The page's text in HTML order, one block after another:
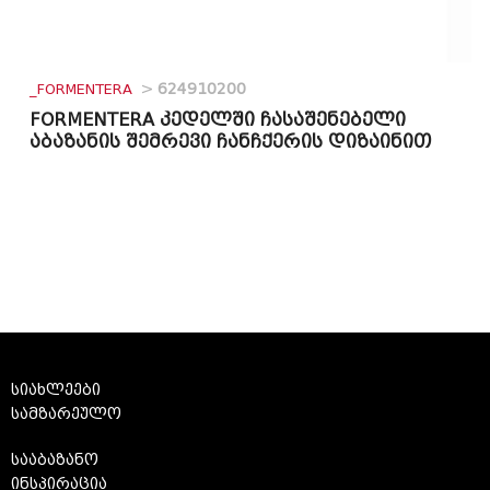
_FORMENTERA > 624910200
FORMENTERA კედელში ჩასაშენებელი
აბაზანის შემრევი ჩანჩქერის დიზაინით
სიახლეები
სამზარეულო
სააბაზანო
ინსპირაცია